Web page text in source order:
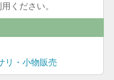
ください。
リ・小物販売